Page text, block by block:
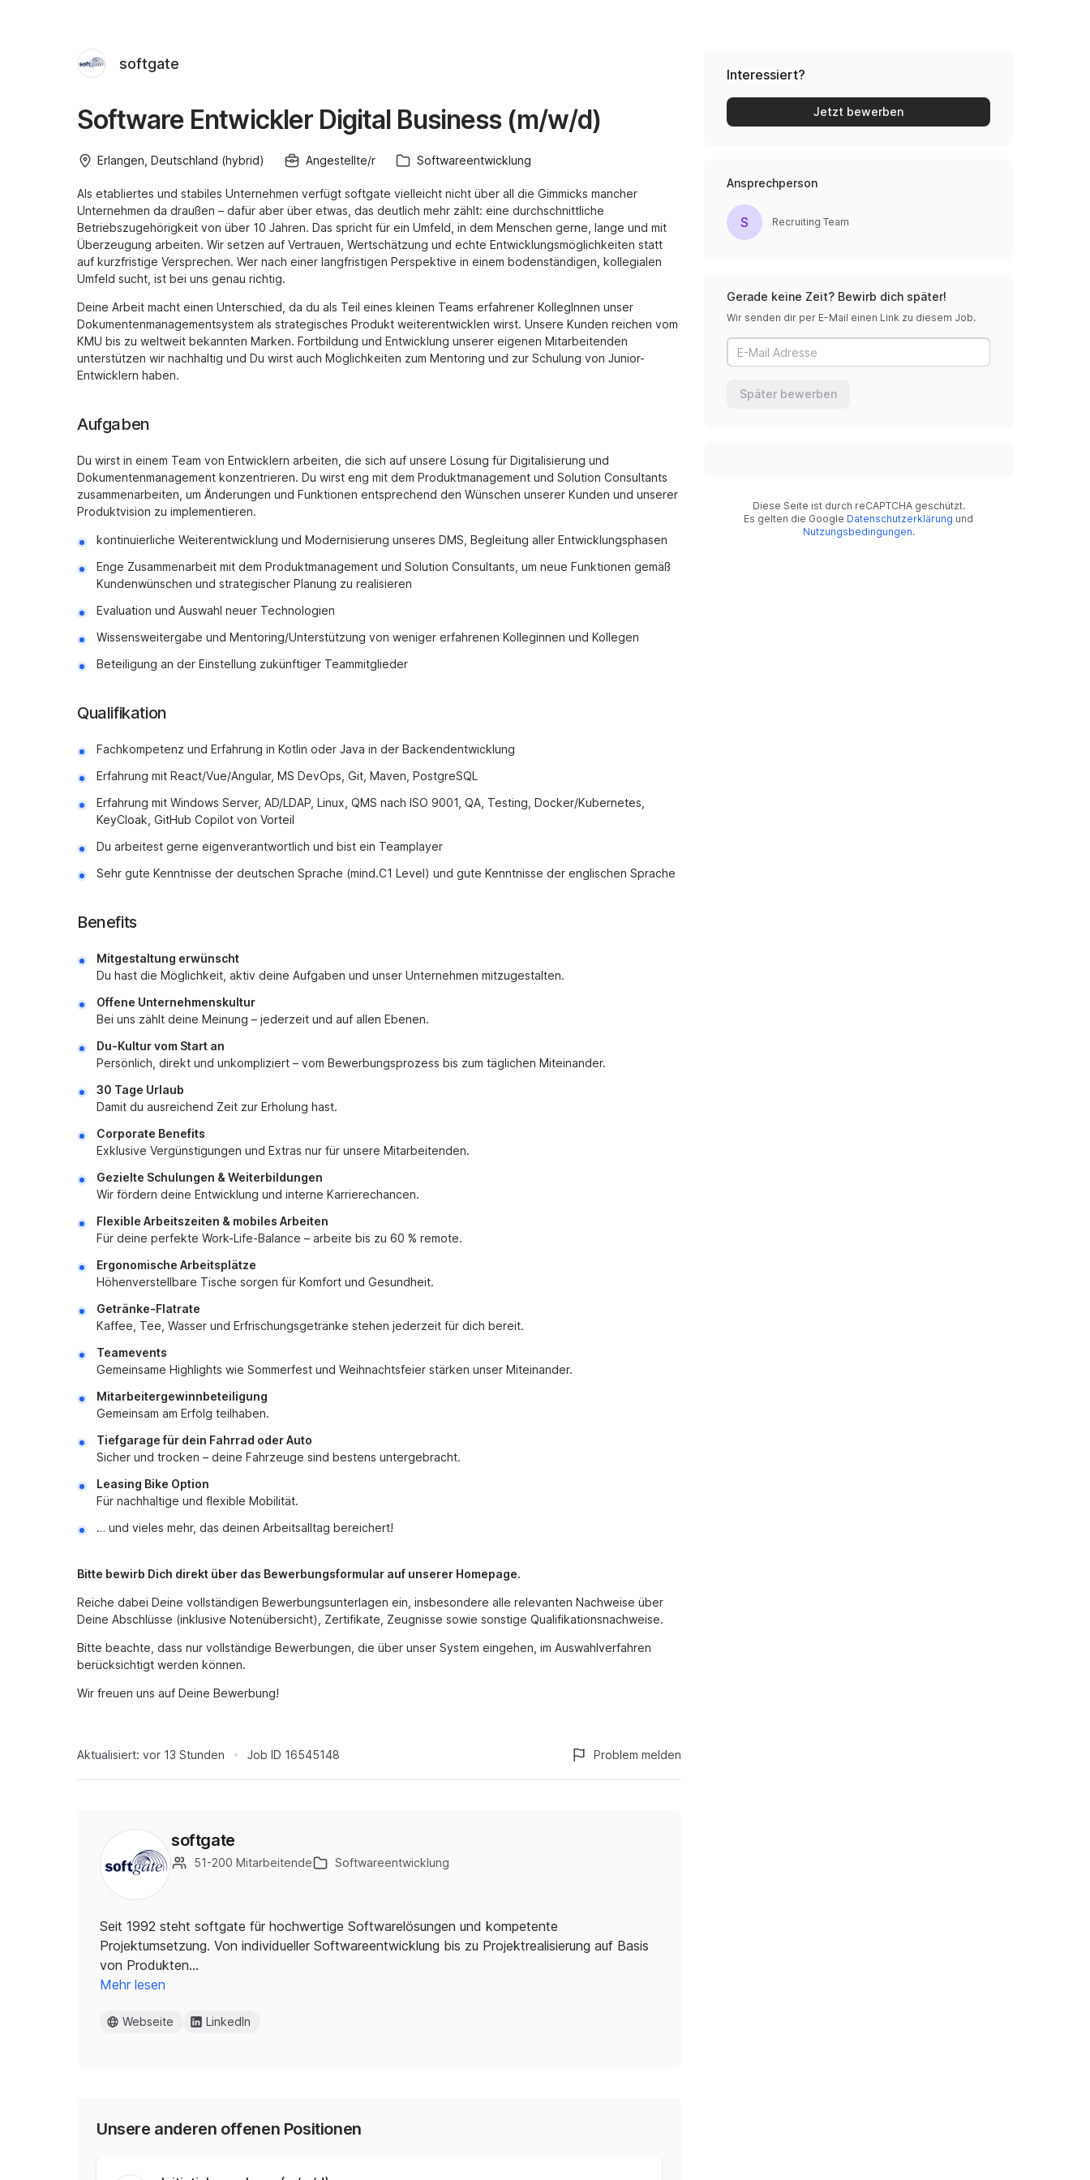
softgate
Software Entwickler Digital Business (m/w/d)
Erlangen, Deutschland (hybrid) Angestellte/r Softwareentwicklung
Als etabliertes und stabiles Unternehmen verfügt softgate vielleicht nicht über all die Gimmicks mancher
Unternehmen da draußen – dafür aber über etwas, das deutlich mehr zählt: eine durchschnittliche
Betriebszugehörigkeit von über 10 Jahren. Das spricht für ein Umfeld, in dem Menschen gerne, lange und mit
Überzeugung arbeiten. Wir setzen auf Vertrauen, Wertschätzung und echte Entwicklungsmöglichkeiten statt
auf kurzfristige Versprechen. Wer nach einer langfristigen Perspektive in einem bodenständigen, kollegialen
Umfeld sucht, ist bei uns genau richtig.
Deine Arbeit macht einen Unterschied, da du als Teil eines kleinen Teams erfahrener KollegInnen unser
Dokumentenmanagementsystem als strategisches Produkt weiterentwicklen wirst. Unsere Kunden reichen vom
KMU bis zu weltweit bekannten Marken. Fortbildung und Entwicklung unserer eigenen Mitarbeitenden
unterstützen wir nachhaltig und Du wirst auch Möglichkeiten zum Mentoring und zur Schulung von Junior-
Entwicklern haben.
Aufgaben
Du wirst in einem Team von Entwicklern arbeiten, die sich auf unsere Lösung für Digitalisierung und
Dokumentenmanagement konzentrieren. Du wirst eng mit dem Produktmanagement und Solution Consultants
zusammenarbeiten, um Änderungen und Funktionen entsprechend den Wünschen unserer Kunden und unserer
Produktvision zu implementieren.
kontinuierliche Weiterentwicklung und Modernisierung unseres DMS, Begleitung aller Entwicklungsphasen
Enge Zusammenarbeit mit dem Produktmanagement und Solution Consultants, um neue Funktionen gemäß
Kundenwünschen und strategischer Planung zu realisieren
Evaluation und Auswahl neuer Technologien
Wissensweitergabe und Mentoring/Unterstützung von weniger erfahrenen Kolleginnen und Kollegen
Beteiligung an der Einstellung zukünftiger Teammitglieder
Qualifikation
Fachkompetenz und Erfahrung in Kotlin oder Java in der Backendentwicklung
Erfahrung mit React/Vue/Angular, MS DevOps, Git, Maven, PostgreSQL
Erfahrung mit Windows Server, AD/LDAP, Linux, QMS nach ISO 9001, QA, Testing, Docker/Kubernetes,
KeyCloak, GitHub Copilot von Vorteil
Du arbeitest gerne eigenverantwortlich und bist ein Teamplayer
Sehr gute Kenntnisse der deutschen Sprache (mind.C1 Level) und gute Kenntnisse der englischen Sprache
Benefits
Mitgestaltung erwünscht
Du hast die Möglichkeit, aktiv deine Aufgaben und unser Unternehmen mitzugestalten.
Offene Unternehmenskultur
Bei uns zählt deine Meinung – jederzeit und auf allen Ebenen.
Du-Kultur vom Start an
Persönlich, direkt und unkompliziert – vom Bewerbungsprozess bis zum täglichen Miteinander.
30 Tage Urlaub
Damit du ausreichend Zeit zur Erholung hast.
Corporate Benefits
Exklusive Vergünstigungen und Extras nur für unsere Mitarbeitenden.
Gezielte Schulungen & Weiterbildungen
Wir fördern deine Entwicklung und interne Karrierechancen.
Flexible Arbeitszeiten & mobiles Arbeiten
Für deine perfekte Work-Life-Balance – arbeite bis zu 60 % remote.
Ergonomische Arbeitsplätze
Höhenverstellbare Tische sorgen für Komfort und Gesundheit.
Getränke-Flatrate
Kaffee, Tee, Wasser und Erfrischungsgetränke stehen jederzeit für dich bereit.
Teamevents
Gemeinsame Highlights wie Sommerfest und Weihnachtsfeier stärken unser Miteinander.
Mitarbeitergewinnbeteiligung
Gemeinsam am Erfolg teilhaben.
Tiefgarage für dein Fahrrad oder Auto
Sicher und trocken – deine Fahrzeuge sind bestens untergebracht.
Leasing Bike Option
Für nachhaltige und flexible Mobilität.
… und vieles mehr, das deinen Arbeitsalltag bereichert!
Bitte bewirb Dich direkt über das Bewerbungsformular auf unserer Homepage.
Reiche dabei Deine vollständigen Bewerbungsunterlagen ein, insbesondere alle relevanten Nachweise über
Deine Abschlüsse (inklusive Notenübersicht), Zertifikate, Zeugnisse sowie sonstige Qualifikationsnachweise.
Bitte beachte, dass nur vollständige Bewerbungen, die über unser System eingehen, im Auswahlverfahren
berücksichtigt werden können.
Wir freuen uns auf Deine Bewerbung!
Aktualisiert: vor 13 Stunden Job ID 16545148 Problem melden
softgate
51-200 Mitarbeitende Softwareentwicklung
Seit 1992 steht softgate für hochwertige Softwarelösungen und kompetente
Projektumsetzung. Von individueller Softwareentwicklung bis zu Projektrealisierung auf Basis
von Produkten…
Mehr lesen
Webseite LinkedIn
Unsere anderen offenen Positionen
Interessiert?
Jetzt bewerben
Ansprechperson
S Recruiting Team
Gerade keine Zeit? Bewirb dich später!
Wir senden dir per E-Mail einen Link zu diesem Job.
Später bewerben
Diese Seite ist durch reCAPTCHA geschützt.
Es gelten die Google Datenschutzerklärung und
Nutzungsbedingungen.